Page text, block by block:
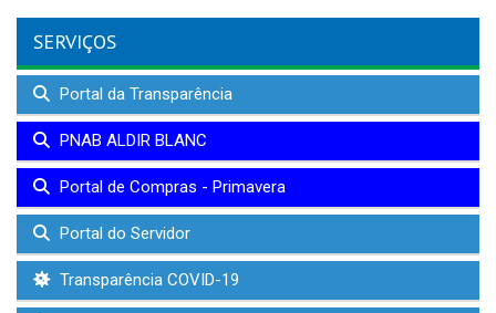
SERVIÇOS
Portal da Transparência
PNAB ALDIR BLANC
Portal de Compras - Primavera
Portal do Servidor
Transparência COVID-19